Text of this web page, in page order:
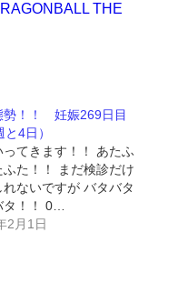
THE
勢！！ 妊娠269日目
と4日）
ってきます！！ あたふ
ふた！！ まだ検診だけ
れないですが バタバタ
タ！！ 0…
2月1日